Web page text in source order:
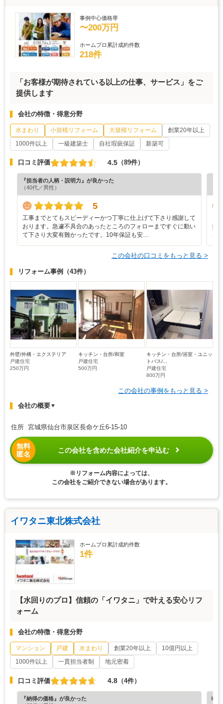
事例中心価格帯
〜200万円
ホームプロ累計成約件数
218件
「お客様が期待されている以上の仕事、サービス」をご
提供します
会社の特徴・得意分野
水まわり 小規模リフォーム 大規模リフォーム
創業20年以上
1000件以上
一級建築士 自社瑕疵保証 新築可
口コミ評価 4.5 （89件）
『担当者の人柄・説明力』が良かった
（40代／男性）
5
工事までとてもスピーディーかつ丁寧に仕上げて下さり感謝して
おります。急遽不具合のあったところのフォローまですぐに動い
て下さり大変有難かったです。10年保証も安…
提
この会社の口コミをもっと見る >
リフォーム事例 （43件）
外壁/外構・エクステリア
戸建住宅
250万円
キッチン・台所/和室
戸建住宅
500万円
キッチン・台所/浴室・ユニッ
トバス/...
戸建住宅
800万円
この会社の事例をもっと見る >
会社の概要▼
住所 宮城県仙台市泉区長命ケ丘6-15-10
無料
匿名
この会社を含めた会社紹介を申込む
※リフォーム内容によっては、
この会社をご紹介できない場合があります。
イワタニ東北株式会社
ホームプロ累計成約件数
1件
【水回りのプロ】信頼の「イワタニ」で叶える安心リフ
ォーム
会社の特徴・得意分野
マンション 戸建 水まわり 創業20年以上
10億円以上
1000件以上
一貫担当者制 地元密着
口コミ評価 4.8 （4件）
『納得の価格』が良かった
※ホ